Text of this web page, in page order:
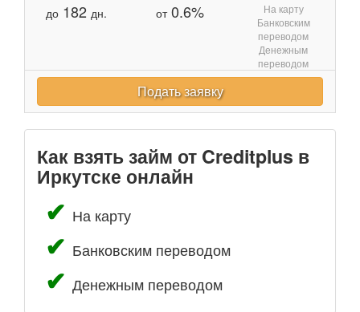
до 182 дн. от0.6%
На карту
Банковским
переводом
Денежным
переводом
Подать заявку
Как взять займ от Creditplus в
Иркутске онлайн
На карту
Банковским переводом
Денежным переводом